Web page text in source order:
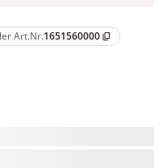
Art.Nr.1651560000 content_copy